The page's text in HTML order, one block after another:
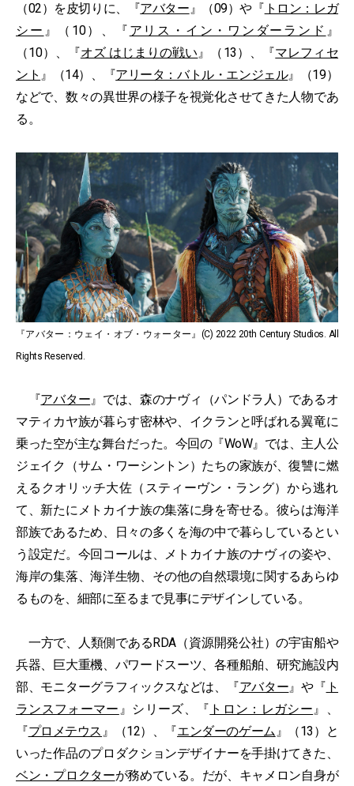
（02）を皮切りに、『アバター』（09）や『 トロン：レガ
シー 』（10）、『 アリス・イン・ワンダーランド 』
（10）、『オズ はじまりの戦い』（13）、『マレフィセ
ント 』（14）、『アリータ：バトル・エンジェル』（19）
などで、数々の異世界の様子を視覚化させてきた人物であ
る。
『アバター：ウェイ・オブ・ウォーター』(C) 2022 20th Century Studios. All
Rights Reserved.
『アバター』では、森のナヴィ（パンドラ人）であるオ
マティカヤ族が暮らす密林や、イクランと呼ばれる翼竜に
乗った空が主な舞台だった。今回の『WoW』では、主人公
ジェイク（サム・ワーシントン）たちの家族が、復讐に燃
えるクオリッチ大佐（スティーヴン・ラング）から逃れ
て、新たにメトカイナ族の集落に身を寄せる。彼らは海洋
部族であるため、日々の多くを海の中で暮らしているとい
う設定だ。今回コールは、メトカイナ族のナヴィの姿や、
海岸の集落、海洋生物、その他の自然環境に関するあらゆ
るものを、細部に至るまで見事にデザインしている。
一方で、人類側であるRDA（資源開発公社）の宇宙船や
兵器、巨大重機、パワードスーツ、各種船舶、研究施設内
部、モニターグラフィックスなどは、『アバター』や『 ト
ランスフォーマー 』シリーズ、『 トロン：レガシー』、
『プロメテウス 』（12）、『エンダーのゲーム』（13）と
いった作品のプロダクションデザイナーを手掛けてきた、
ベン・プロクターが務めている。だが、キャメロン自身が